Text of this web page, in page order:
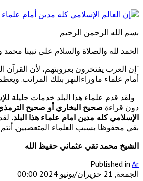
بسم الله الرحمن الرحيم
الحمد لله والصلاة والسلام على نبينا
"إن العرب يفتخرون بعروبتهم، لأن القرآن
أمام علماء ماوراءالنهر بتلك المراتب.
ولقد قدم علماء هذا البلد خدمات جليلة
دون قراءة صحيح البخاري أو صحيح
الإسلامي كله مدين امام علماء هذا البلد.
بقي محفوظا بسبب العلماء المتعصبين.
الشيخ محمد تقي عثماني حفيظ الله
Published in Ar
الجمعة, 21 حزيران/يونيو 2024 00:00